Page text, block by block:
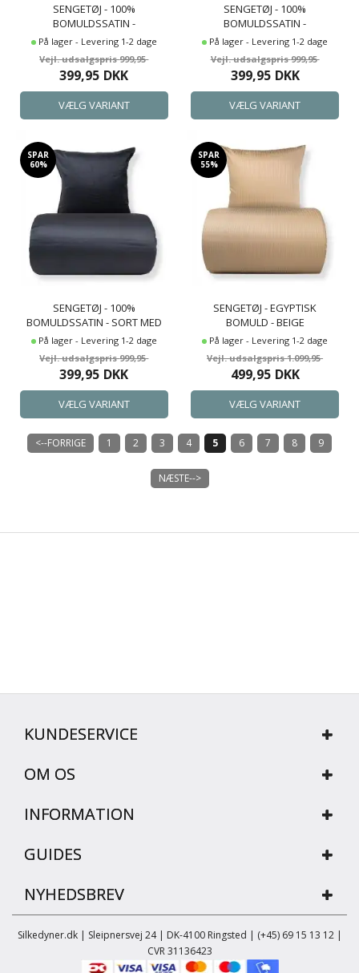
SENGETØJ - 100%
BOMULDSSATIN -
ROSENBLOOM - BLÅT
BLOMSTRET OG STRIBET PRINT
På lager - Levering 1-2 dage
999,95
399,95 DKK
SENGETØJ - 100%
BOMULDSSATIN -
ROSENBLOOM - GRØNT
BLOMSTRET OG STRIBET PRINT
På lager - Levering 1-2 dage
999,95
399,95 DKK
SPAR
60%
SENGETØJ - 100%
BOMULDSSATIN - SORT MED
HVID PIPINGKANT
På lager - Levering 1-2 dage
999,95
399,95 DKK
SPAR
55%
SENGETØJ - EGYPTISK
BOMULD - BEIGE
JACQUARDVÆVEDE STRIBER
På lager - Levering 1-2 dage
1.099,95
499,95 DKK
<--FORRIGE 1 2 3 4 5 6 7 8 9
NÆSTE-->
KUNDESERVICE
OM OS
INFORMATION
GUIDES
NYHEDSBREV
Silkedyner.dk | Sleipnersvej 24 | DK-4100 Ringsted | (+45) 69 15 13 12 |
CVR 31136423